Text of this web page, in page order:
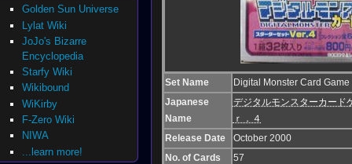
Set Name
Digital Monster Card Game
Japanese
Name
デジタルモンスターカード
ｒ．４
Release Date
October 2000
No. of Cards
57
Golden Sun Universe
Lylat Wiki
JoJo's Bizarre
Encyclopedia
Starfy Wiki
Wikibound
WiKirby
F-Zero Wiki
NIWA
...learn more!